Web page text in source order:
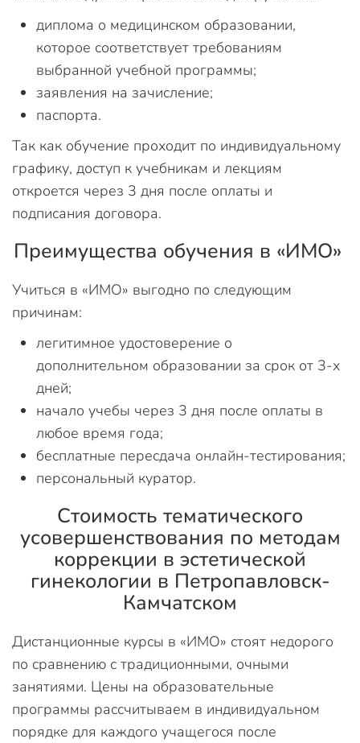
диплома о медицинском образовании,
которое соответствует требованиям
выбранной учебной программы;
заявления на зачисление;
паспорта.
Так как обучение проходит по индивидуальному
графику, доступ к учебникам и лекциям
откроется через 3 дня после оплаты и
подписания договора.
Преимущества обучения в «ИМО»
Учиться в «ИМО» выгодно по следующим
причинам:
легитимное удостоверение о
дополнительном образовании за срок от 3-х
дней;
начало учебы через 3 дня после оплаты в
любое время года;
бесплатные пересдача онлайн-тестирования;
персональный куратор.
Стоимость тематического
усовершенствования по методам
коррекции в эстетической
гинекологии в Петропавловск-
Камчатском
Дистанционные курсы в «ИМО» стоят недорого
по сравнению с традиционными, очными
занятиями. Цены на образовательные
программы рассчитываем в индивидуальном
порядке для каждого учащегося после